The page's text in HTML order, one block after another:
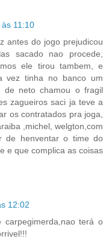
11:10
antes do jogo prejudicou
sacado nao procede,
ele tirou tambem, e
vez tinha no banco um
de neto chamou o fragil
zagueiros saci ja teve a
os contratados pra joga,
,michel, welgton,com
de henventar o time do
e que complica as coisas
12:02
terá o